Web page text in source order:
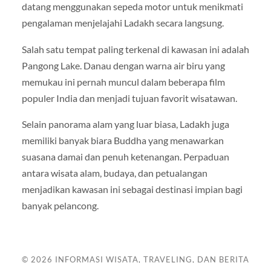
datang menggunakan sepeda motor untuk menikmati
pengalaman menjelajahi Ladakh secara langsung.
Salah satu tempat paling terkenal di kawasan ini adalah
Pangong Lake. Danau dengan warna air biru yang
memukau ini pernah muncul dalam beberapa film
populer India dan menjadi tujuan favorit wisatawan.
Selain panorama alam yang luar biasa, Ladakh juga
memiliki banyak biara Buddha yang menawarkan
suasana damai dan penuh ketenangan. Perpaduan
antara wisata alam, budaya, dan petualangan
menjadikan kawasan ini sebagai destinasi impian bagi
banyak pelancong.
© 2026 INFORMASI WISATA, TRAVELING, DAN BERITA